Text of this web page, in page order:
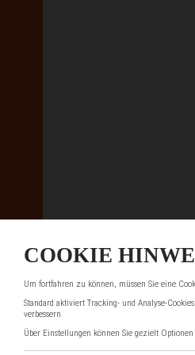
COOKIE
Um fortfahren zu können, müssen Sie eine
Standard aktiviert Tracking- und Analyse-
verbessern
Über Einstellungen können Sie gezielt